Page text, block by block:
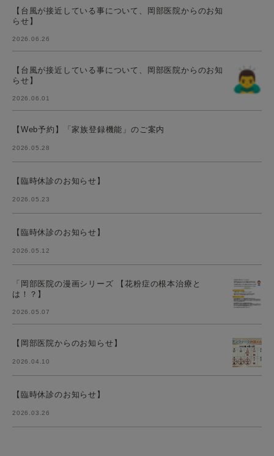
【台風が接近している事について、岡部医院からのお知
らせ】
2026.06.26
【台風が接近している事について、岡部医院からのお知
らせ】
2026.06.01
【Web予約】「家族登録機能」のご案内
2026.05.28
【臨時休診のお知らせ】
2026.05.23
【臨時休診のお知らせ】
2026.05.12
「岡部医院の漫画シリーズ 【花粉症の根本治療と
は！？】
2026.05.07
【岡部医院からのお知らせ】
2026.04.10
【臨時休診のお知らせ】
2026.03.26